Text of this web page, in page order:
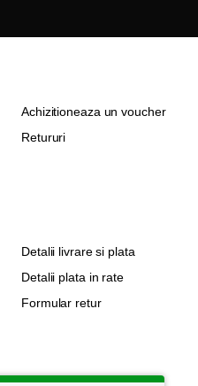
Achizitioneaza un voucher
Retururi
Detalii livrare si plata
Detalii plata in rate
Formular retur